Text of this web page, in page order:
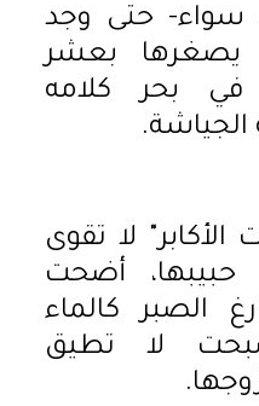
سواء- حتى وجد
بعشر
بحر كلامه
الأكابر" لا تقوى
أضحت
الصبر كالماء
لا تطيق